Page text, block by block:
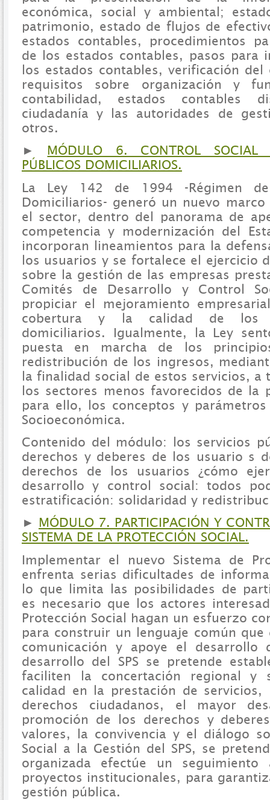
económica, social y ambiental;
patrimonio, estado de flujos de
estados contables, procedimientos
de los estados contables, pasos para
los estados contables, verificación
requisitos sobre organización y
contabilidad, estados contables
ciudadanía y las autoridades de
otros.
►
MÓDULO 6. CONTROL SOCIAL
PÚBLICOS DOMICILIARIOS.
La Ley 142 de 1994 -Régimen de
Domiciliarios- generó un nuevo
el sector, dentro del panorama de
competencia y modernización del
incorporan lineamientos para la
los usuarios y se fortalece el ejercicio
sobre la gestión de las empresas
Comités de Desarrollo y Control
propiciar el mejoramiento
cobertura y la calidad de los
domiciliarios. Igualmente, la Ley
puesta en marcha de los
redistribución de los ingresos,
la finalidad social de estos servicios, a
los sectores menos favorecidos de la
para ello, los conceptos y
Socioeconómica.
Contenido del módulo: los servicios
derechos y deberes de los usuario s
derechos de los usuarios ¿cómo
desarrollo y control social: todos
estratificación: solidaridad y
► MÓDULO 7. PARTICIPACIÓN Y
SISTEMA DE LA PROTECCIÓN SOCIAL.
Implementar el nuevo Sistema de
enfrenta serias dificultades de
lo que limita las posibilidades de
es necesario que los actores
Protección Social hagan un esfuerzo
para construir un lenguaje común que
comunicación y apoye el desarrollo
desarrollo del SPS se pretende
faciliten la concertación regional y
calidad en la prestación de
derechos ciudadanos, el mayor
promoción de los derechos y
valores, la convivencia y el diálogo
Social a la Gestión del SPS, se
organizada efectúe un
proyectos institucionales, para
gestión pública.